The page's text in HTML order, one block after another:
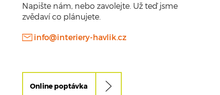
Napište nám, nebo zavolejte. Už teď jsme
zvědaví co plánujete.
info@interiery-havlik.cz
Online poptávka